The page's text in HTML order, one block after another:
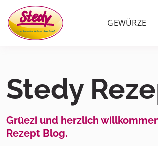
GEWÜRZE
Stedy
Grüezi und herzlich
Rezept Blog.